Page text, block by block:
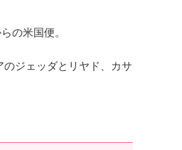
の米国便。
ジェッダとリヤド、カサ